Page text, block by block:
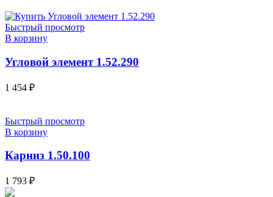
Быстрый просмотр
В корзину
Угловой элемент 1.52.290
1 454 ₽
Быстрый просмотр
В корзину
Карниз 1.50.100
1 793 ₽